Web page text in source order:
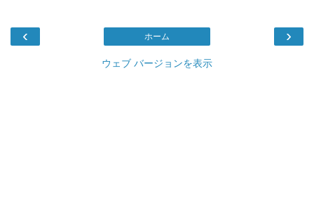
‹ ›
ホーム
ウェブ バージョンを表示